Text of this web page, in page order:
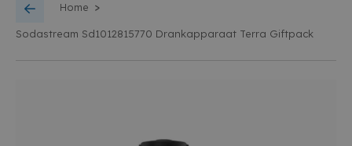
Home >
Sodastream Sd1012815770 Drankapparaat Terra Giftpack